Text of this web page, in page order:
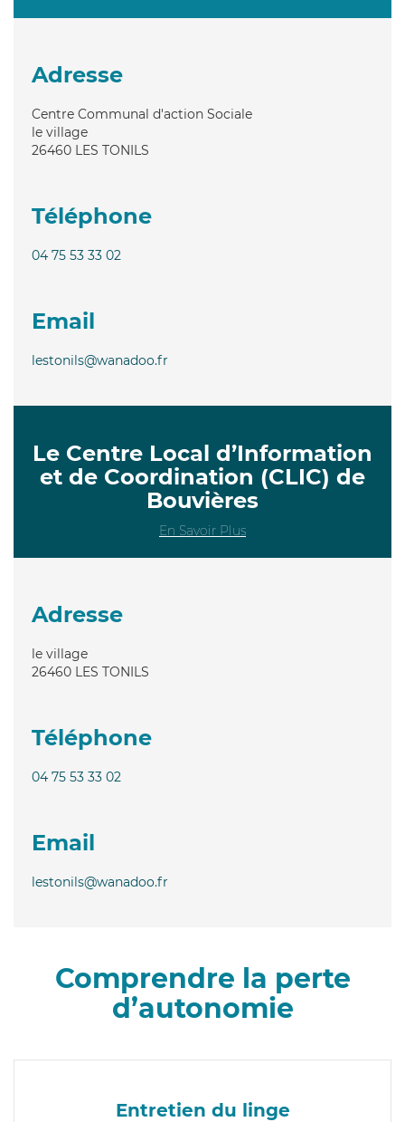
Adresse
Centre Communal d'action Sociale
le village
26460 LES TONILS
Téléphone
04 75 53 33 02
Email
lestonils@wanadoo.fr
Le Centre Local d’Information
et de Coordination (CLIC) de
Bouvières
En Savoir Plus
Adresse
le village
26460 LES TONILS
Téléphone
04 75 53 33 02
Email
lestonils@wanadoo.fr
Comprendre la perte
d’autonomie
Entretien du linge